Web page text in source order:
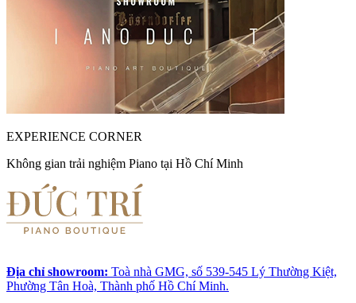
EXPERIENCE CORNER
Không gian trải nghiệm Piano tại Hồ Chí Minh
Địa chỉ showroom: Toà nhà GMG, số 539-545 Lý Thường Kiệt,
Phường Tân Hoà, Thành phố Hồ Chí Minh.